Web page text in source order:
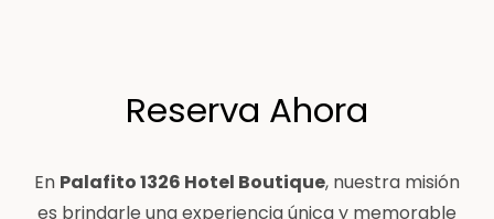
Reserva Ahora
En Palafito 1326 Hotel Boutique, nuestra misión
es brindarle una experiencia única y memorable